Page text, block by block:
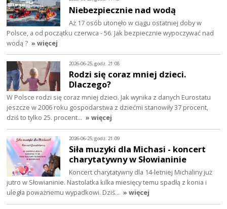
Niebezpiecznie nad wodą
Aż 17 osób utonęło w ciągu ostatniej doby w
Polsce, a od początku czerwca - 56. Jak bezpiecznie wypoczywać nad
wodą ? » więcej
2026-06-25, godz. 21:08
Rodzi się coraz mniej dzieci.
Dlaczego?
W Polsce rodzi się coraz mniej dzieci. Jak wynika z danych Eurostatu
jeszcze w 2006 roku gospodarstwa z dziećmi stanowiły 37 procent,
dziś to tylko 25. procent… » więcej
2026-06-25, godz. 21:09
Siła muzyki dla Michasi - koncert
charytatywny w Słowianinie
Koncert charytatywny dla 14-letniej Michaliny już
jutro w Słowianinie. Nastolatka kilka miesięcy temu spadłą z konia i
uległa poważnemu wypadkowi. Dziś… » więcej